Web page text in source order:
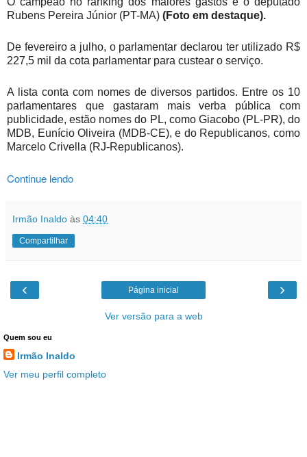
Rubens Pereira Júnior (PT-MA) (Foto em destaque).
De fevereiro a julho, o parlamentar declarou ter utilizado R$
227,5 mil da cota parlamentar para custear o serviço.
A lista conta com nomes de diversos partidos. Entre os 10
parlamentares que gastaram mais verba pública com
publicidade, estão nomes do PL, como Giacobo (PL-PR), do
MDB, Eunício Oliveira (MDB-CE), e do Republicanos, como
Marcelo Crivella (RJ-Republicanos).
Continue lendo
Irmão Inaldo às 04:40
Compartilhar
‹ ›
Página inicial
Ver versão para a web
Quem sou eu
Irmão Inaldo
Ver meu perfil completo